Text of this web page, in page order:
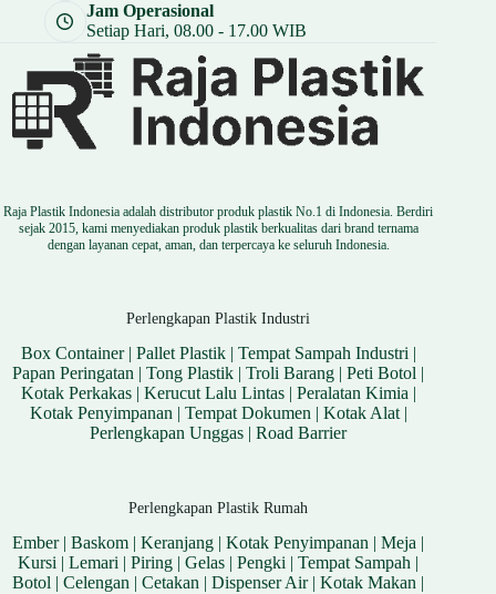
Jam Operasional
Setiap Hari, 08.00 - 17.00 WIB
Raja Plastik Indonesia adalah distributor produk plastik No.1 di Indonesia. Berdiri
sejak 2015, kami menyediakan produk plastik berkualitas dari brand ternama
dengan layanan cepat, aman, dan terpercaya ke seluruh Indonesia.
Perlengkapan Plastik Industri
Box Container| Pallet Plastik| Tempat Sampah Industri |
Papan Peringatan |Tong Plastik |Troli Barang |Peti Botol |
Kotak Perkakas| Kerucut Lalu Lintas| Peralatan Kimia |
Kotak Penyimpanan | Tempat Dokumen | Kotak Alat|
Perlengkapan Unggas |Road Barrier
Perlengkapan Plastik Rumah
Ember|Baskom |Keranjang |Kotak Penyimpanan |Meja |
Kursi |Lemari |Piring |Gelas |Pengki |Tempat Sampah |
Botol |Celengan |Cetakan |Dispenser Air|Kotak Makan |